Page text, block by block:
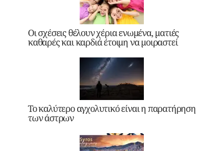
Οι σχέσεις θέλουν χέρια ενωμένα, ματιές
καθαρές και καρδιά έτοιμη να μοιραστεί
Το καλύτερο αγχολυτικό είναι η παρατήρηση
των άστρων